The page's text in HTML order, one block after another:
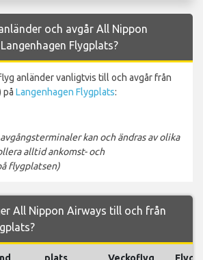
och avgår All Nippon
Flygplats?
anländer vanligtvis till och avgår från
på Langenhagen Flygplats:
kan och ändras av olika
alltid ankomst- och
flygplatsen)
All Nippon Airways till och från
plats Veckoflyg Flyg